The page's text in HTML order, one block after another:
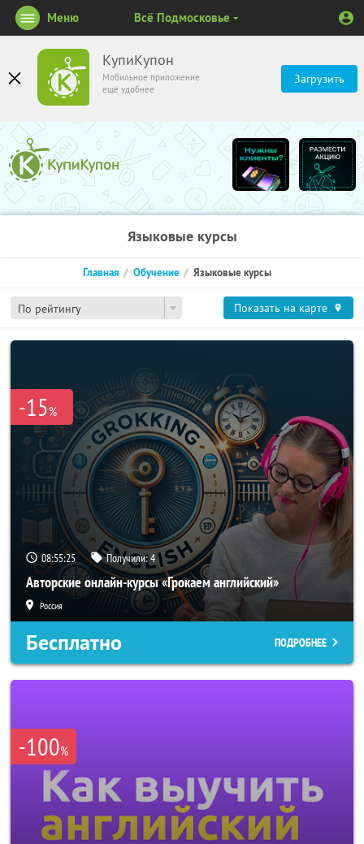
КупиКупон
Мобильное приложение
ещё удобнее
Загрузить
Меню Всё Подмосковье
Языковые курсы
По рейтингу
Главная Обучение Языковые курсы
Показать на карте
-15%
08:55:25 Получили:4
Авторские онлайн-курсы «Грокаем английский»
Россия
Бесплатно ПОДРОБНЕЕ
-100%